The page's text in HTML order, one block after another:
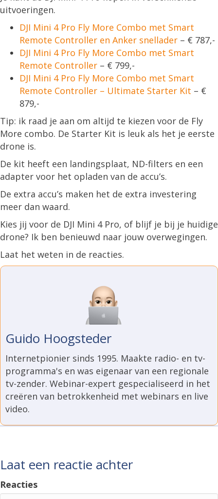
uitvoeringen.
DJI Mini 4 Pro Fly More Combo met Smart
Remote Controller en Anker snellader – € 787,-
DJI Mini 4 Pro Fly More Combo met Smart
Remote Controller – € 799,-
DJI Mini 4 Pro Fly More Combo met Smart
Remote Controller – Ultimate Starter Kit – €
879,-
Tip: ik raad je aan om altijd te kiezen voor de Fly
More combo. De Starter Kit is leuk als het je eerste
drone is.
De kit heeft een landingsplaat, ND-filters en een
adapter voor het opladen van de accu’s.
De extra accu’s maken het de extra investering
meer dan waard.
Kies jij voor de DJI Mini 4 Pro, of blijf je bij je huidige
drone? Ik ben benieuwd naar jouw overwegingen.
Laat het weten in de reacties.
Guido Hoogsteder
Internetpionier sinds 1995. Maakte radio- en tv-
programma's en was eigenaar van een regionale
tv-zender. Webinar-expert gespecialiseerd in het
creëren van betrokkenheid met webinars en live
video.
Laat een reactie achter
Reacties